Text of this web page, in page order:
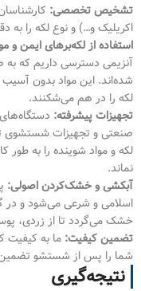
تشخیص تخصصی:
اکریلیک و…) و نوع لکه را به
استفاده از لکه‌برهای ایمن و
آنزیمی دسترسی داریم که به
شده‌اند. این مواد بدون
لکه را در هم می‌شکنند.
تجهیزات پیشرفته:
صنعتی و تجهیزات شستشوی
لکه و مواد شوینده را به
نماند.
آبکشی و خشک‌کردن اصولی:
اسلامی و شرعی می‌شود و در
خشک می‌گردد تا از زردی،
تضمین کیفیت: ما به کیفیت
شما را پس از شستشو
نتیجه‌گیری